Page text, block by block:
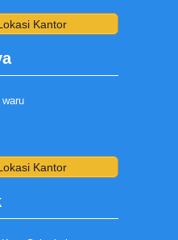
Kantor
Kantor